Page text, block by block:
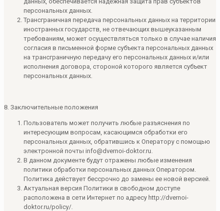
персональных данных.
Трансграничная передача персональных данных на территории
иностранных государств, не отвечающих вышеуказанным
требованиям, может осуществляться только в случае наличия
согласия в письменной форме субъекта персональных данных
на трансграничную передачу его персональных данных и/или
исполнения договора, стороной которого является субъект
персональных данных.
8. Заключительные положения
Пользователь может получить любые разъяснения по
интересующим вопросам, касающимся обработки его
персональных данных, обратившись к Оператору с помощью
электронной почты info@dvernoi-doktor.ru.
В данном документе будут отражены любые изменения
политики обработки персональных данных Оператором.
Политика действует бессрочно до замены ее новой версией.
Актуальная версия Политики в свободном доступе
расположена в сети Интернет по адресу http://dvernoi-
doktor.ru/policy/.